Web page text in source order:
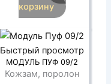
корзину
Быстрый просмотр
МОДУЛЬ ПУФ 09/2
Кожзам, поролон